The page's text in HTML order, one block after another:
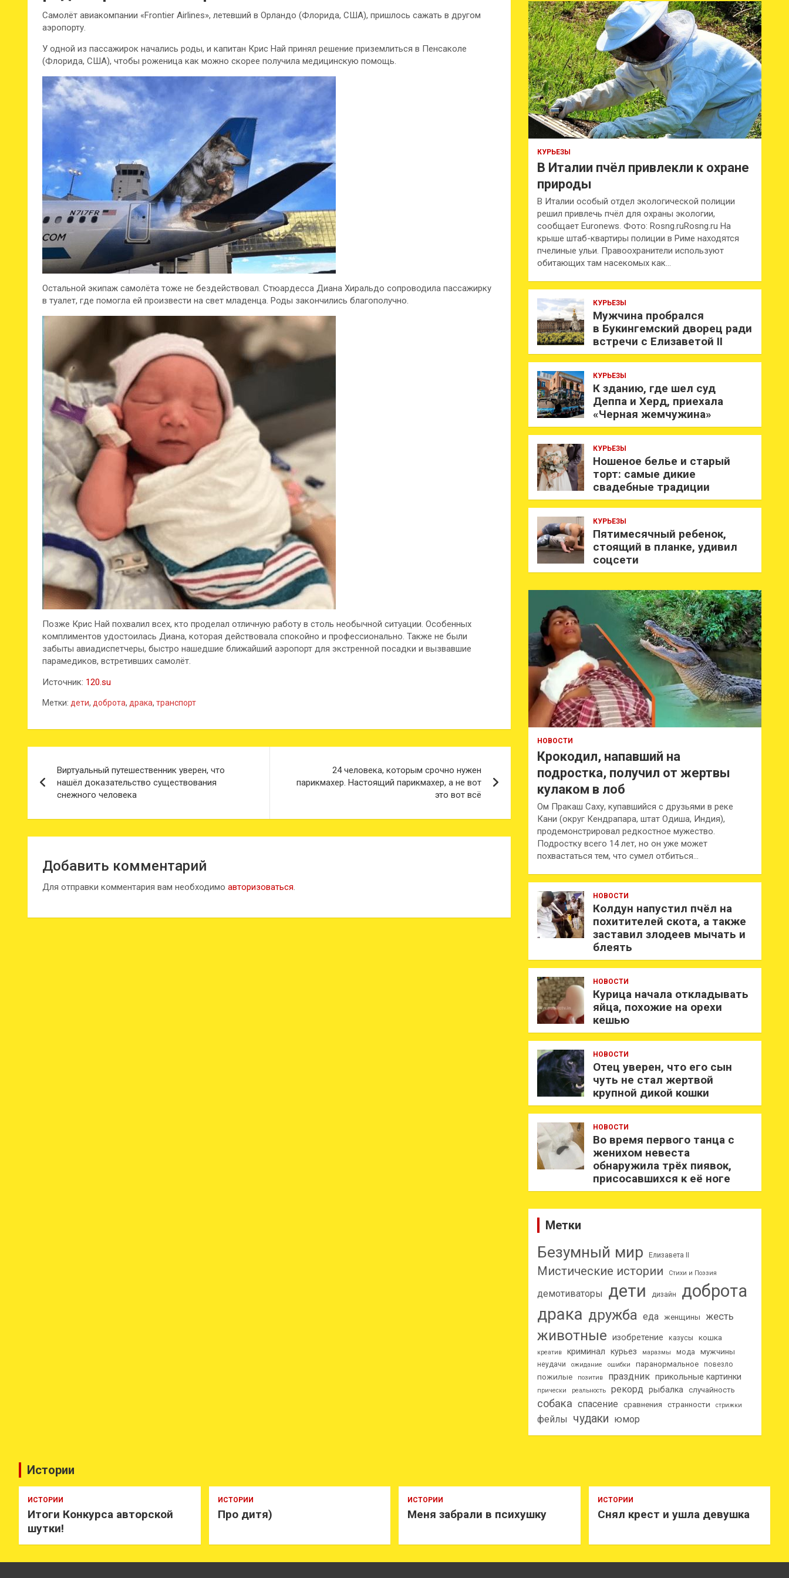
Самолёт авиакомпании «Frontier Airlines», летевший в Орландо (Флорида, США), пришлось сажать в другом
аэропорту.
У одной из пассажирок начались роды, и капитан Крис Най принял решение приземлиться в Пенсаколе
(Флорида, США), чтобы роженица как можно скорее получила медицинскую помощь.
Остальной экипаж самолёта тоже не бездействовал. Стюардесса Диана Хиральдо сопроводила пассажирку
в туалет, где помогла ей произвести на свет младенца. Роды закончились благополучно.
Позже Крис Най похвалил всех, кто проделал отличную работу в столь необычной ситуации. Особенных
комплиментов удостоилась Диана, которая действовала спокойно и профессионально. Также не были
забыты авиадиспетчеры, быстро нашедшие ближайший аэропорт для экстренной посадки и вызвавшие
парамедиков, встретивших самолёт.
Источник: 120.su
Метки: дети, доброта, драка, транспорт
по
Виртуальный путешественник уверен, что
нашёл доказательство существования
снежного человека
24 человека, которым срочно нужен
парикмахер. Настоящий парикмахер, а не вот
это вот всё
Добавить комментарий
Для отправки комментария вам необходимо авторизоваться.
к
КУРЬЕЗЫ
В Италии пчёл привлекли к охране
природы
В Италии особый отдел экологической полиции
решил привлечь пчёл для охраны экологии,
сообщает Euronews. Фото: Rosng.ruRosng.ru На
крыше штаб-квартиры полиции в Риме находятся
пчелиные ульи. Правоохранители используют
обитающих там насекомых как…
КУРЬЕЗЫ
Мужчина пробрался
в Букингемский дворец ради
встречи с Елизаветой II
КУРЬЕЗЫ
К зданию, где шел суд
Деппа и Херд, приехала
«Черная жемчужина»
КУРЬЕЗЫ
Ношеное белье и старый
торт: самые дикие
свадебные традиции
КУРЬЕЗЫ
Пятимесячный ребенок,
стоящий в планке, удивил
соцсети
НОВОСТИ
Крокодил, напавший на
подростка, получил от жертвы
кулаком в лоб
Ом Пракаш Саху, купавшийся с друзьями в реке
Кани (округ Кендрапара, штат Одиша, Индия),
продемонстрировал редкостное мужество.
Подростку всего 14 лет, но он уже может
похвастаться тем, что сумел отбиться…
НОВОСТИ
Колдун напустил пчёл на
похитителей скота, а также
заставил злодеев мычать и
блеять
НОВОСТИ
Курица начала откладывать
яйца, похожие на орехи
кешью
НОВОСТИ
Отец уверен, что его сын
чуть не стал жертвой
крупной дикой кошки
НОВОСТИ
Во время первого танца с
женихом невеста
обнаружила трёх пиявок,
присосавшихся к её ноге
Метки
Безумный мир Елизавета II
Мистические истории Стихи и Поэзия
демотиваторы дети дизайн доброта
драка дружба еда женщины жесть
животные изобретение казусы кошка
креатив криминал курьез маразмы мода мужчины
неудачи ожидание ошибки паранормальное повезло
пожилые позитив праздник прикольные картинки
прически реальность рекорд рыбалка случайность
собака спасение сравнения странности стрижки
фейлы чудаки юмор
Истории
ИСТОРИИ
Итоги Конкурса авторской
шутки!
ИСТОРИИ
Про дитя)
ИСТОРИИ
Меня забрали в психушку
ИСТОРИИ
Снял крест и ушла девушка